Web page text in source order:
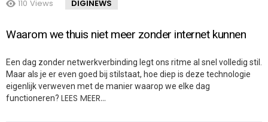
110 Views DIGINEWS
Waarom we thuis niet meer zonder internet kunnen
Een dag zonder netwerkverbinding legt ons ritme al snel volledig stil.
Maar als je er even goed bij stilstaat, hoe diep is deze technologie
eigenlijk verweven met de manier waarop we elke dag
functioneren? LEES MEER…